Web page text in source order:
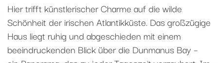
Hier trifft künstlerischer Charme auf die wilde
Schönheit der irischen Atlantikküste. Das großzügige
Haus liegt ruhig und abgeschieden mit einem
beeindruckenden Blick über die Dunmanus Bay –